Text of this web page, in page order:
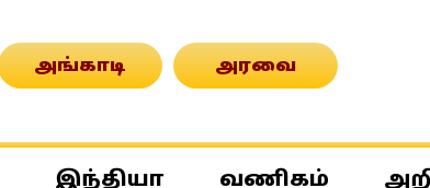
அங்காடி அரவை
இந்தியா வணிகம்